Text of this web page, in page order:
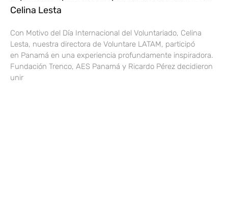
Celina Lesta
Con Motivo del Día Internacional del Voluntariado, Celina
Lesta, nuestra directora de Voluntare LATAM, participó
en Panamá en una experiencia profundamente inspiradora.
Fundación Trenco, AES Panamá y Ricardo Pérez decidieron
unir